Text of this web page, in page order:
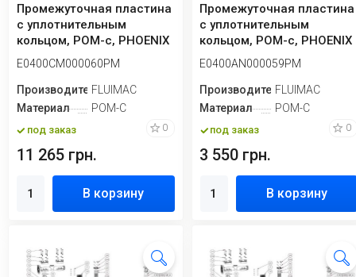
Промежуточная пластина
с уплотнительным
кольцом, POM-c, PHOENIX
P400, E0400CM...
E0400CM000060PM
ПроизводительFLUIMAC
Материал
POM-C
под заказ 0
11 265 грн.
В корзину
Промежуточная пластина
с уплотнительным
кольцом, POM-c, PHOENIX
P400, E0400AN...
E0400AN000059PM
ПроизводительFLUIMAC
Материал
POM-C
под заказ 0
3 550 грн.
В корзину